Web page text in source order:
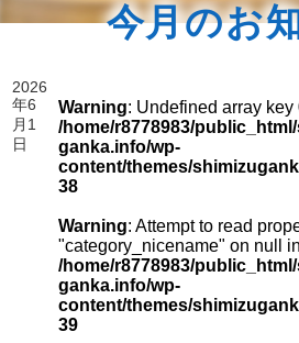
今月のお
2026
年6
月1
日
Warning: Undefined array key
/home/r8778983/
ganka.info/wp-
content/themes/
38
Warning: Attempt to read
"category_nicename" on null in
/home/r8778983/
ganka.info/wp-
content/themes/
39